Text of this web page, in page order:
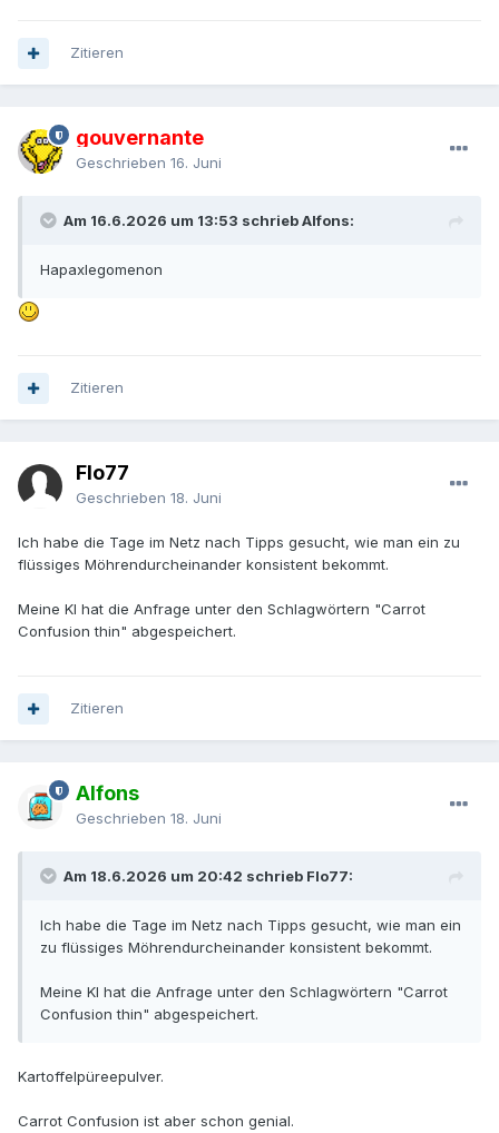
Zitieren
gouvernante
Geschrieben 16. Juni
Am 16.6.2026 um 13:53 schrieb Alfons:
Hapaxlegomenon
Zitieren
Flo77
Geschrieben 18. Juni
Ich habe die Tage im Netz nach Tipps gesucht, wie man ein zu
flüssiges Möhrendurcheinander konsistent bekommt.
Meine KI hat die Anfrage unter den Schlagwörtern "Carrot
Confusion thin" abgespeichert.
Zitieren
Alfons
Geschrieben 18. Juni
Am 18.6.2026 um 20:42 schrieb Flo77:
Ich habe die Tage im Netz nach Tipps gesucht, wie man ein
zu flüssiges Möhrendurcheinander konsistent bekommt.
Meine KI hat die Anfrage unter den Schlagwörtern "Carrot
Confusion thin" abgespeichert.
Kartoffelpüreepulver.
Carrot Confusion ist aber schon genial.